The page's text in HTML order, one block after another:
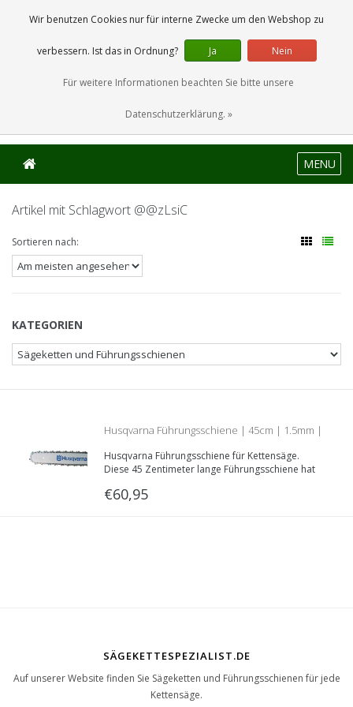
0 Artikel
MENU
Artikel mit Schlagwort @@zLsiC
Sortieren nach:
KATEGORIEN
Husqvarna Führungsschiene | 45cm | 1.5mm |
.325 | 508 91 21 72
Husqvarna Führungsschiene für Kettensäge.
Diese 45 Zentimeter lange Führungsschiene hat
Teilung.
€60,95
SÄGEKETTESPEZIALIST.DE
Auf unserer Website finden Sie Sägeketten und Führungsschienen für jede
Kettensäge.
Wir benutzen Cookies nur für interne Zwecke um den Webshop zu
verbessern. Ist das in Ordnung? Ja Nein
Für weitere Informationen beachten Sie bitte unsere
Datenschutzerklärung. »